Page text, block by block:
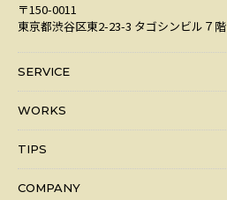
〒150-0011
東京都渋谷区東2-23-3 タゴシンビル７階
SERVICE
WORKS
TIPS
COMPANY